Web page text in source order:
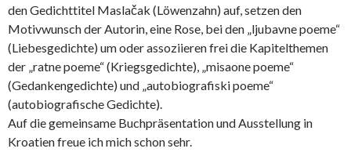
den Gedichttitel Maslačak (Löwenzahn) auf, setzen den
Motivwunsch der Autorin, eine Rose, bei den „ljubavne poeme“
(Liebesgedichte) um oder assoziieren frei die Kapitelthemen
der „ratne poeme“ (Kriegsgedichte), „misaone poeme“
(Gedankengedichte) und „autobiografiski poeme“
(autobiografische Gedichte).
Auf die gemeinsame Buchpräsentation und Ausstellung in
Kroatien freue ich mich schon sehr.